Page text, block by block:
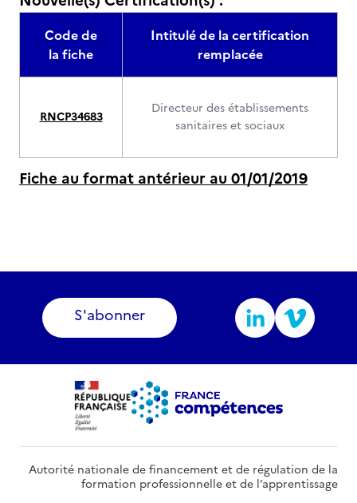
Code de
la fiche
Intitulé de la certification
remplacée
RNCP34683
Directeur des établissements
sanitaires et sociaux
Fiche au format antérieur au 01/01/2019
S'abonner
Autorité nationale de financement et de régulation de la
formation professionnelle et de l’apprentissage